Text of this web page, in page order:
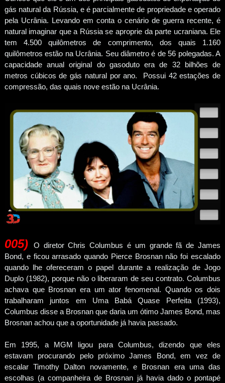
gás natural da Rússia, e é parcialmente de propriedade e operado
pela Ucrânia. Levando em conta o cenário de guerra recente, é
natural imaginar que a Rússia se aproprie da parte ucraniana. Ele
tem 4.500 quilômetros de comprimento, dos quais 1.160
quilômetros estão na Ucrânia. Seu diâmetro é de 56 polegadas. A
capacidade anual original do gasoduto era de 32 bilhões de
metros cúbicos de gás natural por ano. Possui 42 estações de
compressão, das quais nove estão na Ucrânia.
005)
O diretor Chris Columbus é um grande fã de James
Bond, e ficou arrasado quando Pierce Brosnan não foi escalado
quando lhe ofereceram o papel durante a realização de Jogo
Duplo (1982), porque não o liberaram de seu contrato. Columbus
achava que Brosnan era um ator fenomenal. Quando os dois
trabalharam juntos em Uma Babá Quase Perfeita (1993),
Columbus disse a Brosnan que daria um ótimo James Bond, mas
Brosnan achou que a oportunidade já havia passado.
Em 1995, a MGM ligou para Columbus, dizendo que eles
estavam procurando pelo próximo James Bond, em vez de
escalar Timothy Dalton novamente, e Brosnan era uma das
escolhas (a companheira de Brosnan já havia dado o pontapé